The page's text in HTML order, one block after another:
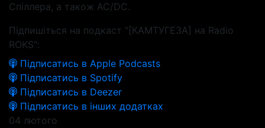
Спіллера, а також AC/DC.
Підпишіться на подкаст "[КАМТУГЕЗА] на Radio
ROKS":
Підписатись в Apple Podcasts
Підписатись в Spotify
Підписатись в Deezer
Підписатись в інших додатках
04 лютого